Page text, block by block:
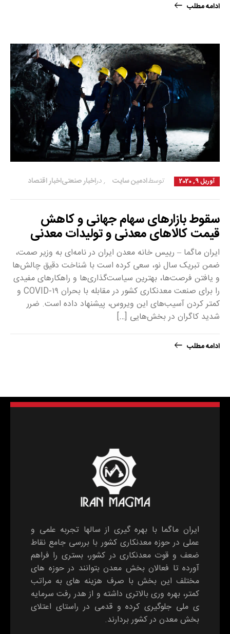
ادامه مطلب
آوریل 9, 2020 ادمین سایتتوسط اخبار اقتصاد , اخبار صنعتیدر
سقوط بازارهای سهام جهانی و کاهش
قیمت کالاهای معدنی و تولیدات معدنی
ایران ماگما – رییس خانه معدن ایران در نامه‌ای به وزیر صمت،
ضمن تبریک سال نو، سعی کرده است با شناخت دقیق چالش‌ها
و یافتن فرصت‌ها، بهترین سیاست‌گذاری‌ها و راهکارهای مفیدی
را برای صنعت معدنکاری کشور در مقابله با بحران COVID-۱۹ و
کمتر کردن آسیب‌های این ویروس، پیشنهاد داده است. ضرر
شدید کاگران در بخش‌هایی […]
ادامه مطلب
ایران ماگما با بهره گیری از سالها تجربه علمی و
عملی در حوزه معدنکاری کشور با بررسی جامع نقاط
ضعف و قوت معدنکاری در کشور، بستری را فراهم
آورده تا فعالان بخش معدن بتوانند در حوزه های
مختلف این بخش با صرف هزینه های به مراتب
کمتر، بهره وری بالاتری داشته و از هدر رفت سرمایه
ی ملی جلوگیری کرده و قدمی در راستای اعتلای
بخش معدن در کشور بردارند.